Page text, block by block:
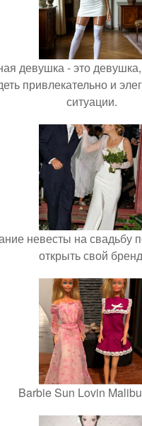
девушка - это
привлекательно и
ситуации.
невесты на свадьбу
открыть свой
Barbie Sun Lovin